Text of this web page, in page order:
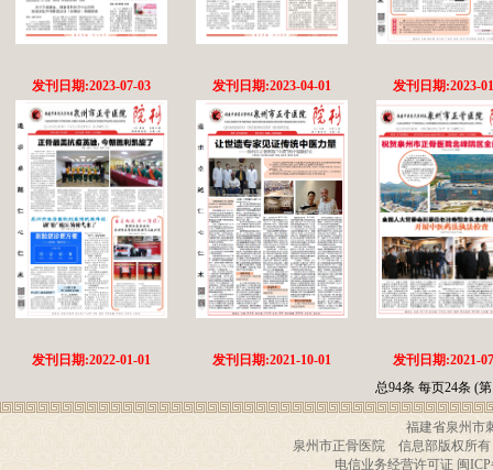
发刊日期:2023-07-03 发刊日期:2023-04-01 发刊日期:2023-
发刊日期:2022-01-01 发刊日期:2021-10-01
发刊日期:2021-
总94条 每页24条 (
福建省泉州市
泉州市正骨医院 信息部版权所有
电信业务经营许可证 闽ICP